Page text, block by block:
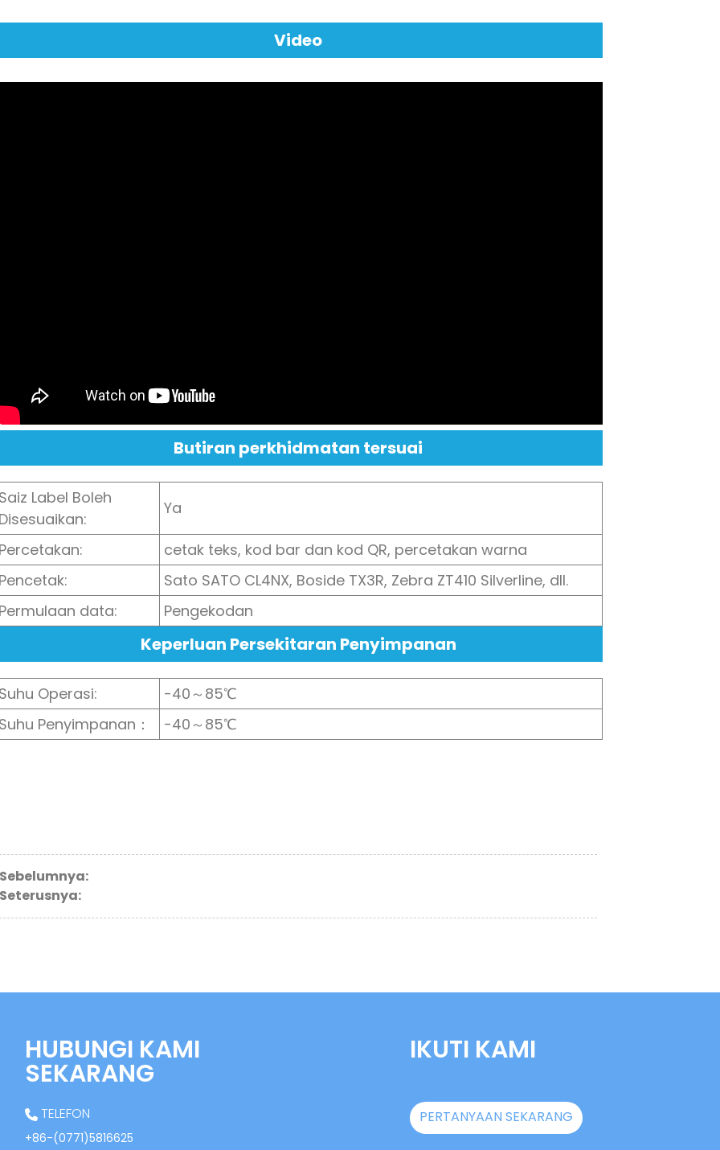
Video
Butiran perkhidmatan tersuai
Saiz Label Boleh
Disesuaikan:
Ya
Percetakan:
cetak teks, kod bar dan kod QR, percetakan warna
Pencetak:
Sato SATO CL4NX, Boside TX3R, Zebra ZT410 Silverline, dll.
Permulaan data:
Pengekodan
Keperluan Persekitaran Penyimpanan
Suhu Operasi:
-40～85℃
Suhu Penyimpanan：
-40～85℃
Sebelumnya:
Seterusnya:
HUBUNGI KAMI
SEKARANG
TELEFON
+86-(0771)5816625
IKUTI KAMI
PERTANYAAN SEKARANG